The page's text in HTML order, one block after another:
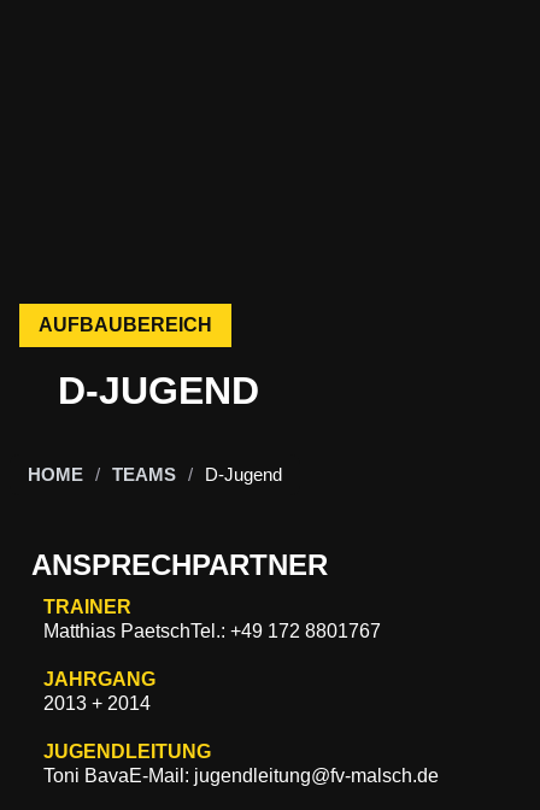
AUFBAUBEREICH
D-JUGEND
HOME / TEAMS / D-Jugend
ANSPRECHPARTNER
TRAINER
Matthias PaetschTel.: +49 172 8801767
JAHRGANG
2013 + 2014
JUGENDLEITUNG
Toni BavaE-Mail: jugendleitung@fv-malsch.de